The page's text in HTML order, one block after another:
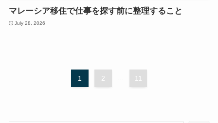
マレーシア移住で仕事を探す前に整理すること
July 28, 2026
1 2 ... 11